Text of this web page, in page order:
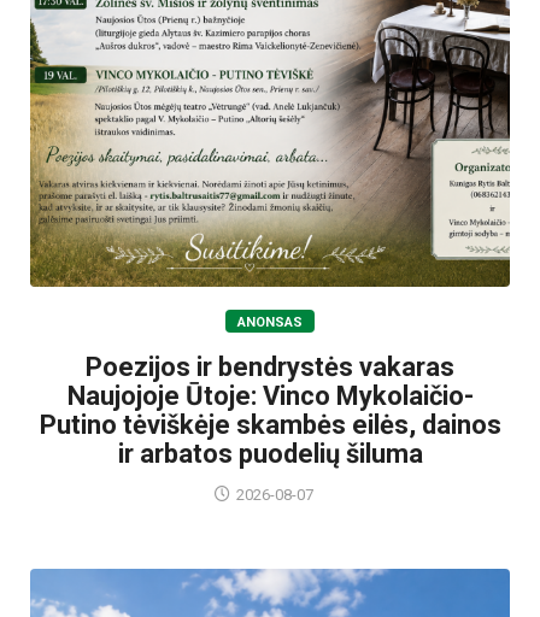
ANONSAS
Poezijos ir bendrystės vakaras
Naujojoje Ūtoje: Vinco Mykolaičio-
Putino tėviškėje skambės eilės, dainos
ir arbatos puodelių šiluma
2026-08-07